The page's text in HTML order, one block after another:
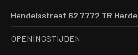
Handelsstraat 62 7772 TR
OPENINGSTIJDEN